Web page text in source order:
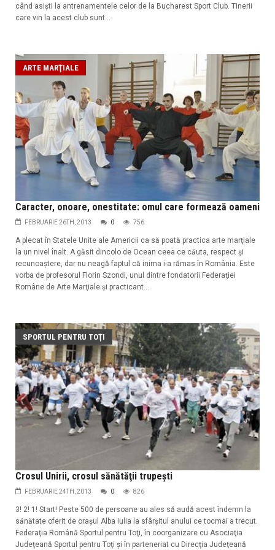
când asişti la antrenamentele celor de la Bucharest Sport Club. Tinerii
care vin la acest club sunt...
ARTE MARŢIALE
Caracter, onoare, onestitate: omul care formează oameni
FEBRUARIE 26TH, 2013 0 756
A plecat în Statele Unite ale Americii ca să poată practica arte marţiale
la un nivel înalt. A găsit dincolo de Ocean ceea ce căuta, respect şi
recunoaştere, dar nu neagă faptul că inima i-a rămas în România. Este
vorba de profesorul Florin Szondi, unul dintre fondatorii Federaţiei
Române de Arte Marţiale şi practicant...
SPORTUL PENTRU TOŢI
Crosul Unirii, crosul sănătăţii trupeşti
FEBRUARIE 24TH, 2013 0 826
3! 2! 1! Start! Peste 500 de persoane au ales să audă acest îndemn la
sănătate oferit de oraşul Alba Iulia la sfârşitul anului ce tocmai a trecut.
Federaţia Română Sportul pentru Toţi, în coorganizare cu Asociaţia
Judeţeană Sportul pentru Toţi şi în parteneriat cu Direcţia Judeţeană